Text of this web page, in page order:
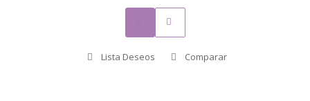
Lista Deseos Comparar